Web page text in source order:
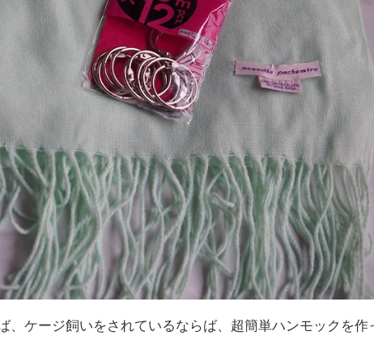
、ケージ飼いをされているならば、超簡単ハンモックを作